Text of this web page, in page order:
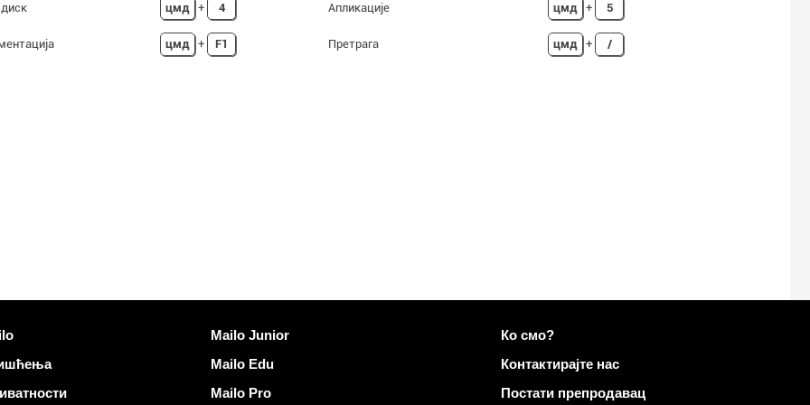
цмд + 4 Апликације цмд + 5
цмд + F1 Претрага цмд + /
Откријте Mailo
Mailo Junior
Mailo Edu
Mailo Pro
Више информација на Mailo
Ко смо?
Контактирајте нас
Постати препродавац